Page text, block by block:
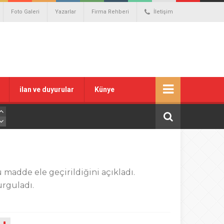
Foto Galeri Yazarlar Firma Rehberi İletişim
ilan ve duyurular Künye
ele geçirildiğini açıkladı.